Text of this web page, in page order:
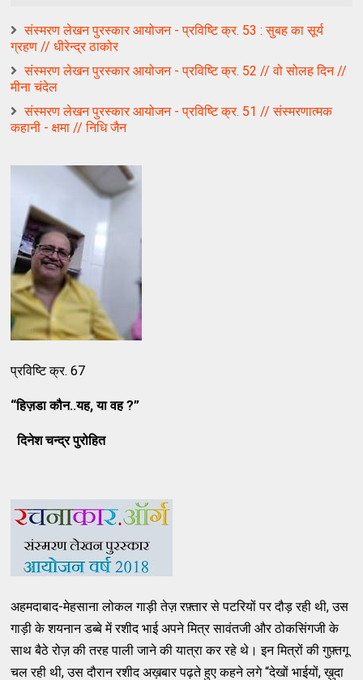
संस्मरण लेखन पुरस्कार आयोजन - प्रविष्टि क्र. 53 : सुबह का सूर्य
ग्रहण // धीरेन्द्र ठाकोर
संस्मरण लेखन पुरस्कार आयोजन - प्रविष्टि क्र. 52 // वो सोलह दिन //
मीना चंदेल
संस्मरण लेखन पुरस्कार आयोजन - प्रविष्टि क्र. 51 // संस्मरणात्मक
कहानी - क्षमा // निधि जैन
प्रविष्टि क्र. 67
“हिज़डा कौन..यह,या वह?”
दिनेश चन्द्र पुरोहित
अहमदाबाद-मेहसाना लोकल गाड़ी तेज़ रफ़्तार से पटरियों पर दौड़ रही थी, उस
गाड़ी के शयनान डब्बे में रशीद भाई अपने मित्र सावंतजी और ठोकसिंगजी के
साथ बैठे रोज़ की तरह पाली जाने की यात्रा कर रहे थे। इन मित्रों की गुफ़्तगू
चल रही थी, उस दौरान रशीद अख़बार पढ़ते हुए कहने लगे “देखों भाईयों, ख़ुदा